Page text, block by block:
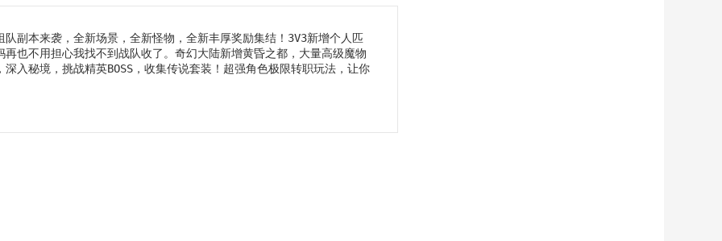
副本来袭，全新场景，全新怪物，全新丰厚奖励集结！3V3新增个人匹
也不用担心我找不到战队收了。奇幻大陆新增黄昏之都，大量高级魔物
入秘境，挑战精英BOSS，收集传说套装！超强角色极限转职玩法，让你